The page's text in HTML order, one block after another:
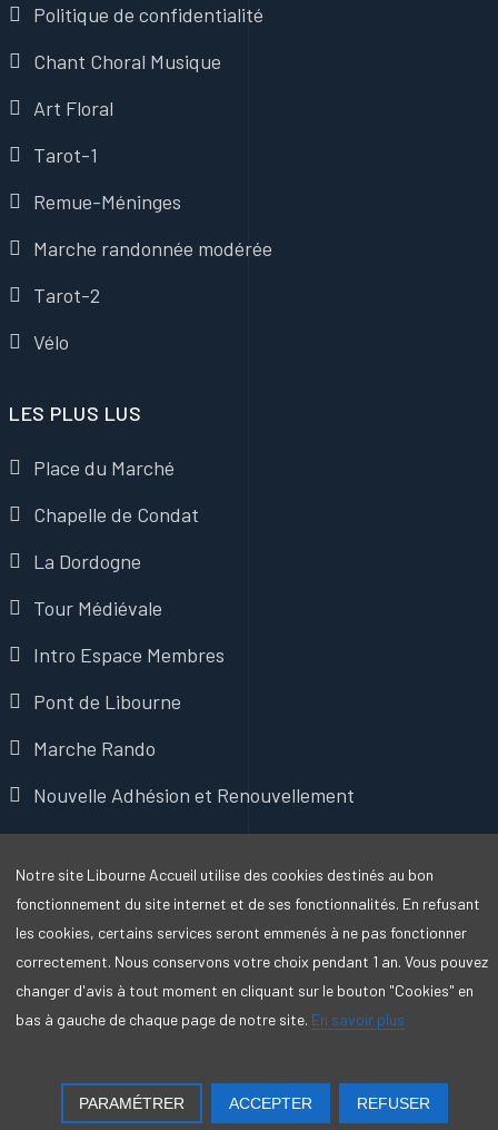
Politique de confidentialité
Chant Choral Musique
Art Floral
Tarot-1
Remue-Méninges
Marche randonnée modérée
Tarot-2
Vélo
LES PLUS LUS
Place du Marché
Chapelle de Condat
La Dordogne
Tour Médiévale
Intro Espace Membres
Pont de Libourne
Marche Rando
Nouvelle Adhésion et Renouvellement
Bénévolat
Mentions Légales
Migration Joomlaeffectuée parHOB France Services
Notre site Libourne Accueil utilise des cookies destinés au bon
fonctionnement du site internet et de ses fonctionnalités. En refusant
les cookies, certains services seront emmenés à ne pas fonctionner
correctement. Nous conservons votre choix pendant 1 an. Vous pouvez
changer d'avis à tout moment en cliquant sur le bouton "Cookies" en
bas à gauche de chaque page de notre site. En savoir plus
PARAMÉTRER ACCEPTER REFUSER